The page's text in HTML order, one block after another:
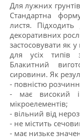
Для лужних
Стандартна
листя.
декоративних
застосовувати як у
для усіх типів
Блакитний
сировини. Як
- повністю
- має високий і
мікроелементів;
- вільний від
- не містить
- має низьке